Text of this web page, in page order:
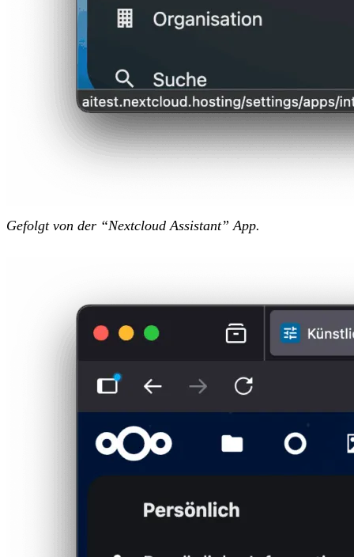
Gefolgt von der “Nextcloud Assistant” App.